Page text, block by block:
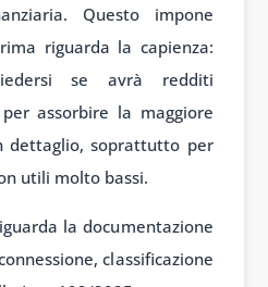
Questo impone
riguarda la capienza:
se avrà redditi
assorbire la maggiore
dettaglio, soprattutto per
utili molto bassi.
la documentazione
classificazione